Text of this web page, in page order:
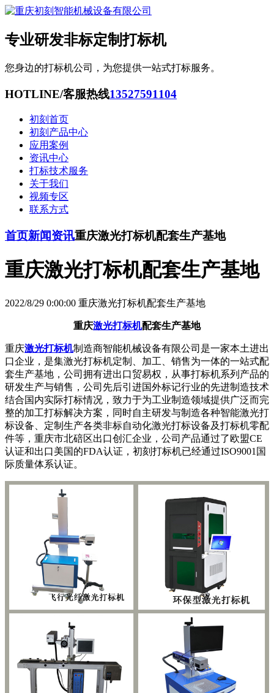
专业研发非标定制打标机
您身边的打标机公司，为您提供一站式打标服务。
HOTLINE/客服热线13527591104
初刻首页
初刻产品中心
应用案例
资讯中心
打标技术服务
关于我们
视频专区
联系方式
首页新闻资讯重庆激光打标机配套生产基地
重庆激光打标机配套生产基地
2022/8/29 0:00:00 重庆激光打标机配套生产基地
重庆激光打标机配套生产基地
重庆激光打标机制造商智能机械设备有限公司是一家本土进出
口企业，是集激光打标机定制、加工、销售为一体的一站式配
套生产基地，公司拥有进出口贸易权，从事打标机系列产品的
研发生产与销售，公司先后引进国外标记行业的先进制造技术
结合国内实际打标情况，致力于为工业制造领域提供广泛而完
整的加工打标解决方案，同时自主研发与制造各种智能激光打
标设备、定制生产各类非标自动化激光打标设备及打标机零配
件等，重庆市北碚区出口创汇企业，公司产品通过了欧盟CE
认证和出口美国的FDA认证，初刻打标机已经通过ISO9001国
际质量体系认证。